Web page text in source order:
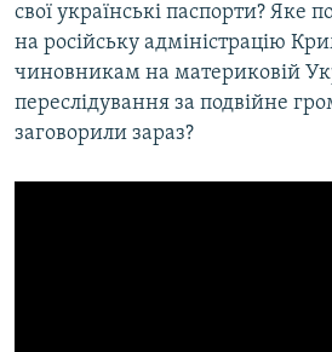
свої українські паспорти? Яке
на російську адміністрацію
чиновникам на материковій
переслідування за подвійне
заговорили зараз?